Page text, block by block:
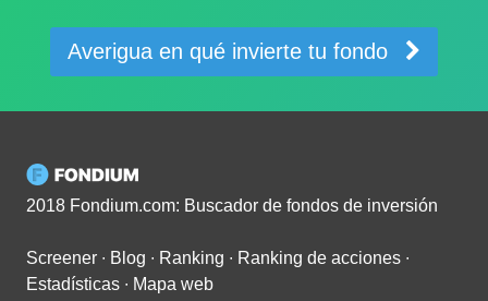
Averigua en qué invierte tu fondo
2018 Fondium.com: Buscador de fondos de inversión
Screener ∙ Blog ∙ Ranking ∙ Ranking de acciones ∙
Estadísticas ∙ Mapa web